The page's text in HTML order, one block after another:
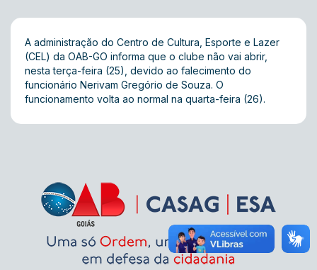
A administração do Centro de Cultura, Esporte e Lazer
(CEL) da OAB-GO informa que o clube não vai abrir,
nesta terça-feira (25), devido ao falecimento do
funcionário Nerivam Gregório de Souza. O
funcionamento volta ao normal na quarta-feira (26).